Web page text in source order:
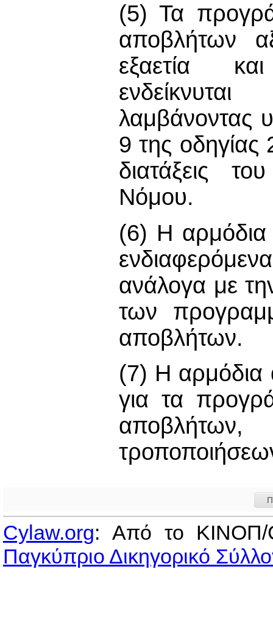
(5) Τα
αποβλήτων
εξαετία
λαμβάνοντας
9 της
διατάξεις
Νόμου.
(6) Η αρμόδια
ανάλογα με
των
αποβλήτων.
(7) Η αρμόδια
για τα
Cylaw.org: Από το
Παγκύπριο Δικηγορικό